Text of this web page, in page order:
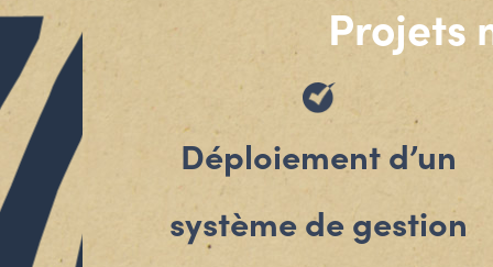
Projets
Déploiement d’un
système de gestion